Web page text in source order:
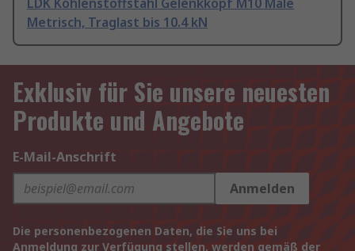
LDK Kohlenstoffstahl Gelenkkopf M10 Male
Metrisch, Traglast bis 10.4 kN
Exklusiv für Sie unsere neuesten
Produkte und Angebote
E-Mail-Anschrift
Anmelden
Die personenbezogenen Daten, die Sie uns bei
Anmeldung zur Verfügung stellen, werden gemäß der